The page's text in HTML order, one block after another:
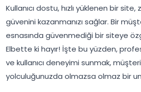
Kullanıcı dostu, hızlı yüklenen bir
güvenini kazanmanızı sağlar. Bir
esnasında güvenmediği bir siteye
Elbette ki hayır! İşte bu yüzden,
ve kullanıcı deneyimi sunmak,
yolculuğunuzda olmazsa olmaz bir